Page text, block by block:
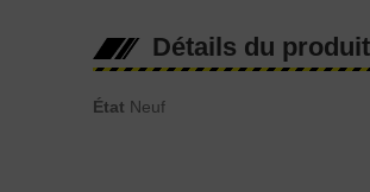
Détails du produit
État Neuf